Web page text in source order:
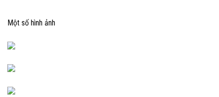
Một số hình ảnh